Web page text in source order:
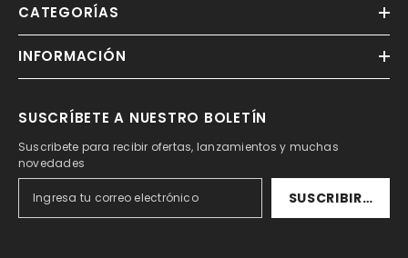
CATEGORÍAS
INFORMACIÓN
SUSCRÍBETE A NUESTRO BOLETÍN
Suscribete para recibir ofertas, lanzamientos y muchas
novedades
SUSCRIBIRSE